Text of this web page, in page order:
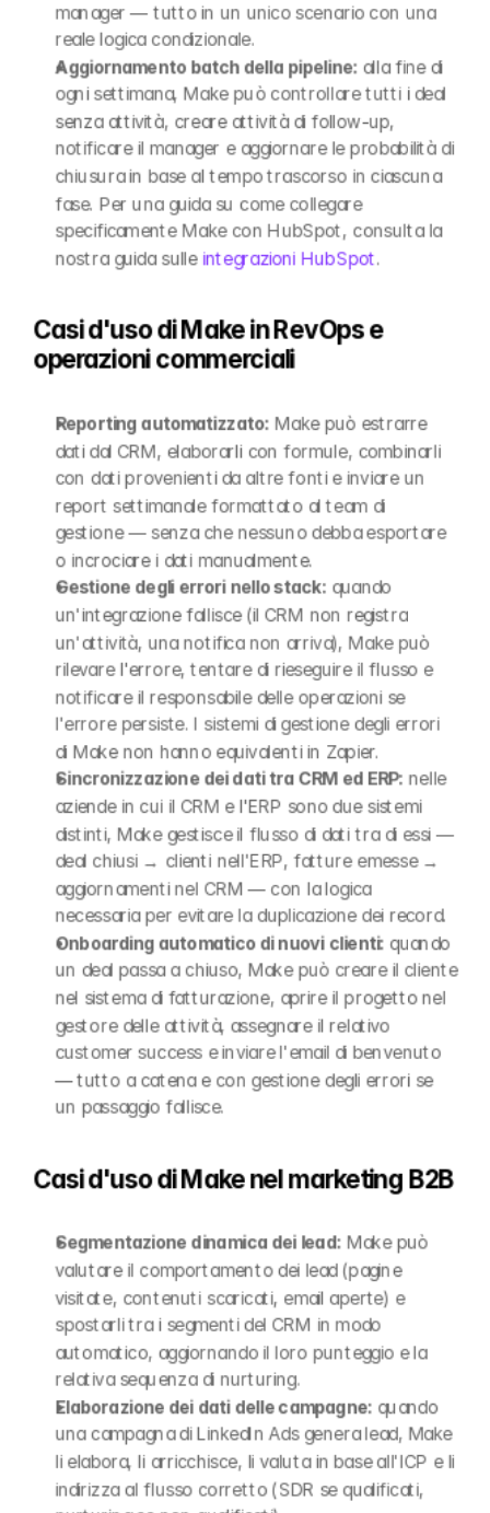
manager — tutto in un unico scenario con una
reale logica condizionale.
Aggiornamento batch della pipeline: alla fine di
ogni settimana, Make può controllare tutti i deal
senza attività, creare attività di follow-up,
notificare il manager e aggiornare le probabilità di
chiusura in base al tempo trascorso in ciascuna
fase. Per una guida su come collegare
specificamente Make con HubSpot, consulta la
nostra guida sulle integrazioni HubSpot.
Casi d'uso di Make in RevOps e
operazioni commerciali
Reporting automatizzato: Make può estrarre
dati dal CRM, elaborarli con formule, combinarli
con dati provenienti da altre fonti e inviare un
report settimanale formattato al team di
gestione — senza che nessuno debba esportare
o incrociare i dati manualmente.
Gestione degli errori nello stack: quando
un'integrazione fallisce (il CRM non registra
un'attività, una notifica non arriva), Make può
rilevare l'errore, tentare di rieseguire il flusso e
notificare il responsabile delle operazioni se
l'errore persiste. I sistemi di gestione degli errori
di Make non hanno equivalenti in Zapier.
Sincronizzazione dei dati tra CRM ed ERP: nelle
aziende in cui il CRM e l'ERP sono due sistemi
distinti, Make gestisce il flusso di dati tra di essi —
deal chiusi → clienti nell'ERP, fatture emesse →
aggiornamenti nel CRM — con la logica
necessaria per evitare la duplicazione dei record.
Onboarding automatico di nuovi clienti: quando
un deal passa a chiuso, Make può creare il cliente
nel sistema di fatturazione, aprire il progetto nel
gestore delle attività, assegnare il relativo
customer success e inviare l'email di benvenuto
— tutto a catena e con gestione degli errori se
un passaggio fallisce.
Casi d'uso di Make nel marketing B2B
Segmentazione dinamica dei lead: Make può
valutare il comportamento dei lead (pagine
visitate, contenuti scaricati, email aperte) e
spostarli tra i segmenti del CRM in modo
automatico, aggiornando il loro punteggio e la
relativa sequenza di nurturing.
Elaborazione dei dati delle campagne: quando
una campagna di LinkedIn Ads genera lead, Make
li elabora, li arricchisce, li valuta in base all'ICP e li
indirizza al flusso corretto (SDR se qualificati,